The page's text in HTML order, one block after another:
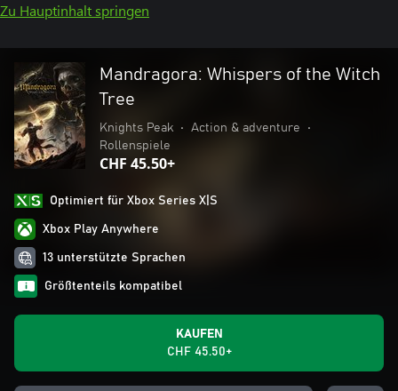
Zu Hauptinhalt springen
Mandragora: Whispers of the Witch
Tree
Knights Peak • Action & adventure
•
Rollenspiele
CHF 45.50+
Optimiert für Xbox Series X|S
Xbox Play Anywhere
13 unterstützte Sprachen
Größtenteils kompatibel
KAUFEN
CHF 45.50+